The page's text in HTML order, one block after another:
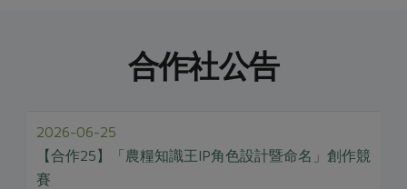
合作社公告
2026-06-25
【合作25】「農糧知識王IP角色設計暨命名」創作競
賽